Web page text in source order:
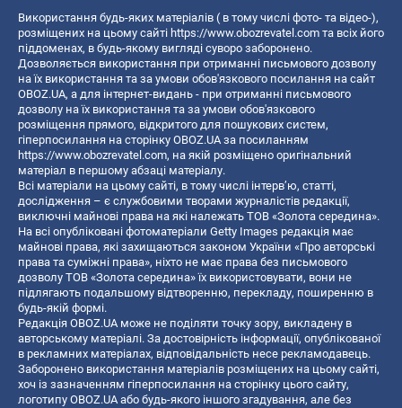
Використання будь-яких матеріалів ( в тому числі фото- та відео-),
розміщених на цьому сайті https://www.obozrevatel.com та всіх його
піддоменах, в будь-якому вигляді суворо заборонено.
Дозволяється використання при отриманні письмового дозволу
на їх використання та за умови обов'язкового посилання на сайт
OBOZ.UA, а для інтернет-видань - при отриманні письмового
дозволу на їх використання та за умови обов'язкового
розміщення прямого, відкритого для пошукових систем,
гіперпосилання на сторінку OBOZ.UA за посиланням
https://www.obozrevatel.com, на якій розміщено оригінальний
матеріал в першому абзаці матеріалу.
Всі матеріали на цьому сайті, в тому числі інтерв’ю, статті,
дослідження – є службовими творами журналістів редакції,
виключні майнові права на які належать ТОВ «Золота середина».
На всі опубліковані фотоматеріали Getty Images редакція має
майнові права, які захищаються законом України «Про авторські
права та суміжні права», ніхто не має права без письмового
дозволу ТОВ «Золота середина» їх використовувати, вони не
підлягають подальшому відтворенню, перекладу, поширенню в
будь-якій формі.
Редакція OBOZ.UA може не поділяти точку зору, викладену в
авторському матеріалі. За достовірність інформації, опублікованої
в рекламних матеріалах, відповідальність несе рекламодавець.
Заборонено використання матеріалів розміщених на цьому сайті,
хоч із зазначенням гіперпосилання на сторінку цього сайту,
логотипу OBOZ.UA або будь-якого іншого згадування, але без